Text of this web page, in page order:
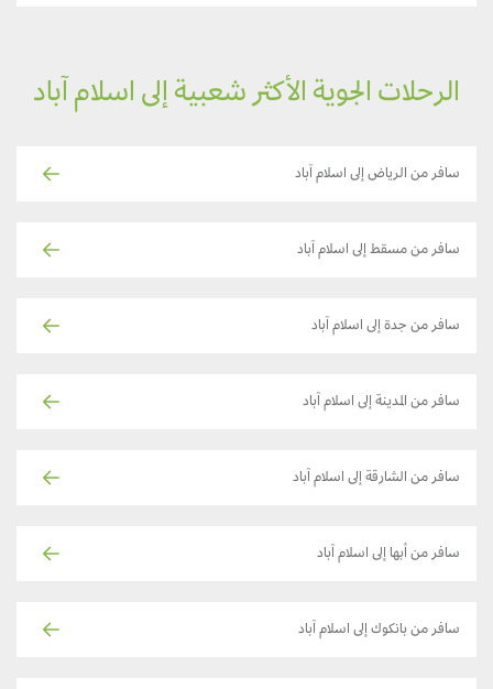
الرحلات الجوية الأكثر شعبية إلى اسلام آباد
سافر من الرياض إلى اسلام آباد
سافر من مسقط إلى اسلام آباد
سافر من جدة إلى اسلام آباد
سافر من المدينة إلى اسلام آباد
سافر من الشارقة إلى اسلام آباد
سافر من أبها إلى اسلام آباد
سافر من بانكوك إلى اسلام آباد